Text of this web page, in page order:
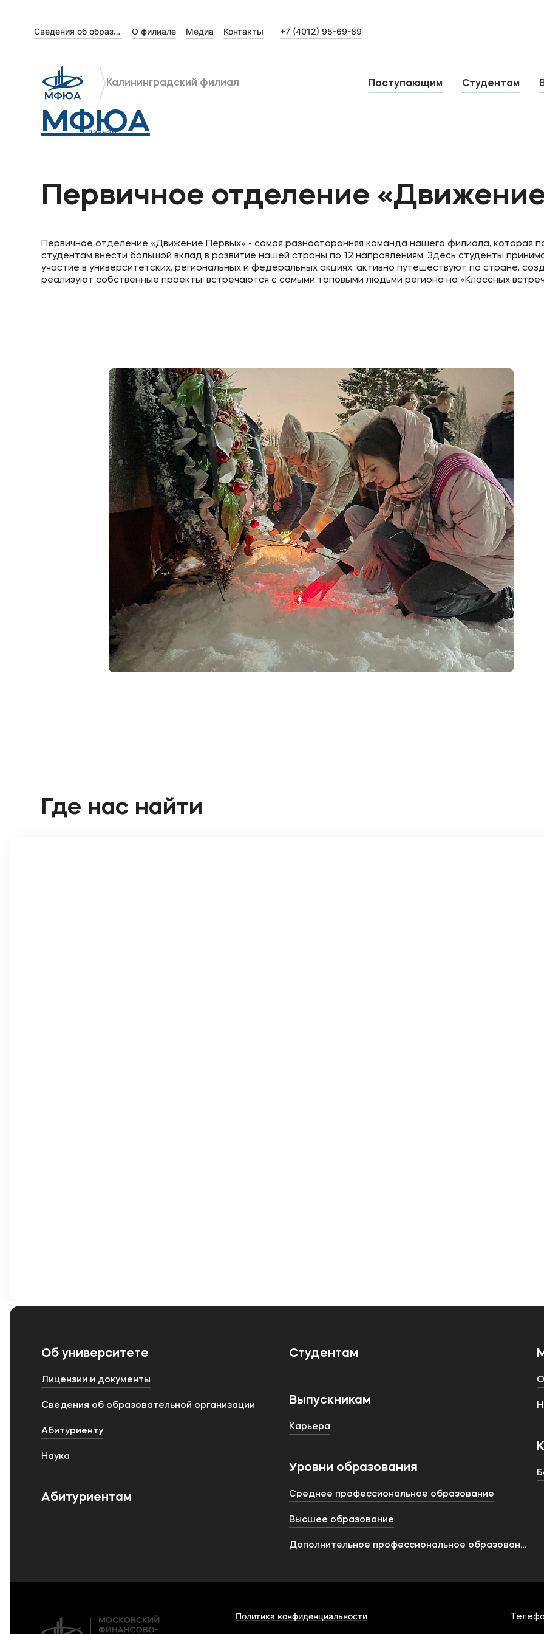
Сведения об образовательной организации О филиале Медиа Контакты +7 (4012) 95-69-89
МФЮА
Калининградский филиал Поступающим Студентам
Лицензии и документы
Сведения об образовательной организации
Абитуриенту
Абитуриентам Дополнительное профессиональное образование
Главная
Первичное отделение
Первичное отделение «Движение Первых» - самая разносторонняя команда нашего филиала, которая
студентам внести большой вклад в развитие нашей страны по 12 направлениям. Здесь студенты
участие в университетских, региональных и федеральных акциях, активно путешествуют по стране,
реализуют собственные проекты, встречаются с самыми топовыми людьми региона на «Классных
Где нас найти
Об университете
Лицензии и документы
Сведения об образовательной организации
Абитуриенту
Наука
Абитуриентам
Студентам
Выпускникам
Карьера
Уровни образования
Среднее профессиональное образование
Высшее образование
Дополнительное профессиональное образование
Политика конфиденциальности